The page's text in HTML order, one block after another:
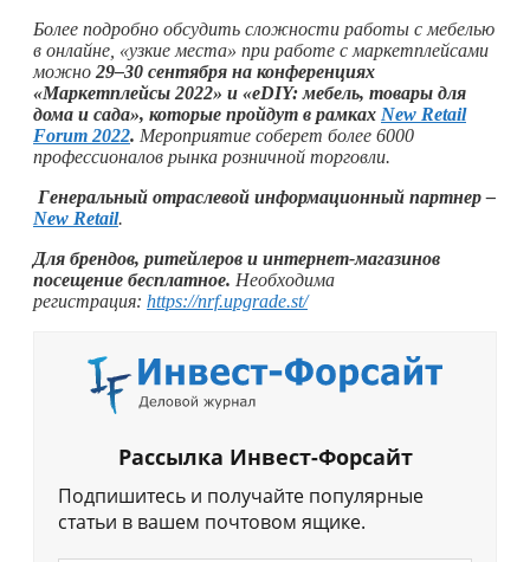
Более подробно обсудить сложности работы с мебелью
в онлайне, «узкие места» при работе с маркетплейсами
можно 29–30 сентября на конференциях
«Маркетплейсы 2022» и «eDIY: мебель, товары для
дома и сада», которые пройдут в рамках New Retail
Forum 2022. Мероприятие соберет более 6000
профессионалов рынка розничной торговли.
Генеральный отраслевой информационный партнер –
New Retail.
Для брендов, ритейлеров и интернет-магазинов
посещение бесплатное. Необходима
регистрация: https://nrf.upgrade.st/
Рассылка Инвест-Форсайт
Подпишитесь и получайте популярные
статьи в вашем почтовом ящике.